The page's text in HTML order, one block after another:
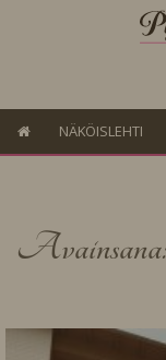
NÄKÖISLEHTI
Avainsana: